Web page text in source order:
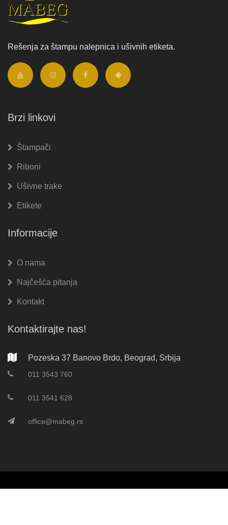
Rešenja za štampu nalepnica i ušivnih etiketa.
Brzi linkovi
Štampači
Riboni
Ušivne trake
Etikete
Informacije
O nama
Najčešća pitanja
Kontakt
Kontaktirajte nas!
Pozeska 37 Banovo Brdo, Beograd, Srbija
011 3543 760
011 3541 628
office@mabeg.rs